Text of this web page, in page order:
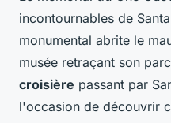
incontournables de
monumental abrite le
musée retraçant son
croisière passant par
l'occasion de découvrir